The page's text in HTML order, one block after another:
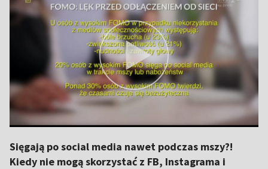
Sięgają po social media nawet podczas mszy?!
Kiedy nie mogą skorzystać z FB, Instagrama i